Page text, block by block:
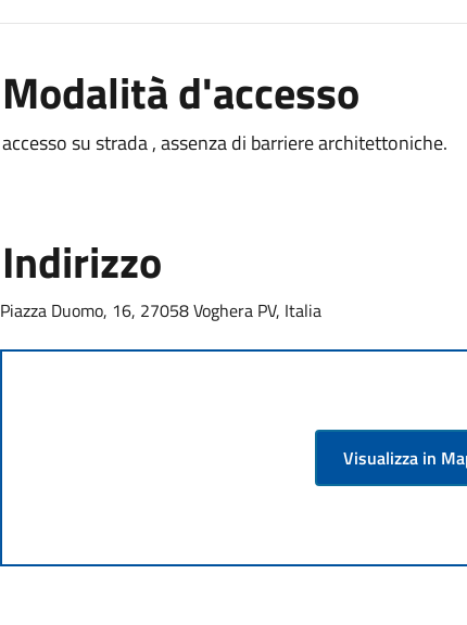
Modalità d'accesso
accesso su strada , assenza di barriere architettoniche.
Indirizzo
Piazza Duomo, 16, 27058 Voghera PV, Italia
Visualizza in